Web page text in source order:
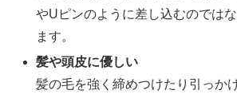
やUピンのように差し込むのでは
ます。
髪や頭皮に優しい
髪の毛を強く締めつけたり引っか